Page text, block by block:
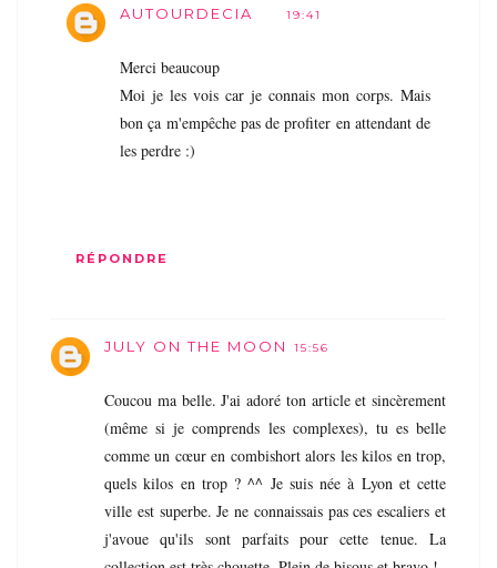
AUTOURDECIA 19:41
Merci beaucoup
Moi je les vois car je connais mon corps. Mais
bon ça m'empêche pas de profiter en attendant de
les perdre :)
RÉPONDRE
JULY ON THE MOON 15:56
Coucou ma belle. J'ai adoré ton article et sincèrement
(même si je comprends les complexes), tu es belle
comme un cœur en combishort alors les kilos en trop,
quels kilos en trop ? ^^ Je suis née à Lyon et cette
ville est superbe. Je ne connaissais pas ces escaliers et
j'avoue qu'ils sont parfaits pour cette tenue. La